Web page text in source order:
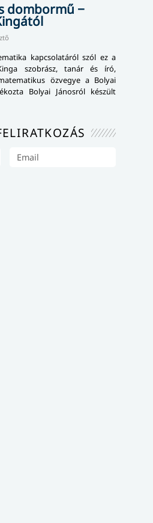
dombormű −
kapcsolatáról szól ez a
szobrász, tanár és író,
özvegye a Bolyai
Bolyai Jánosról készült